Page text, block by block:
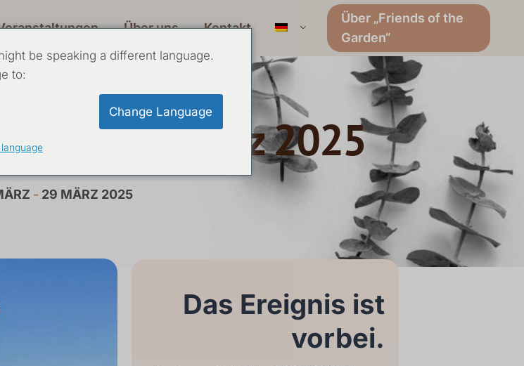
Über uns Kontakt
Über „Friends of the
Garden“
März 2025
- 29 MÄRZ 2025
Das Ereignis ist
vorbei.
be speaking a different language.
to:
Change Language